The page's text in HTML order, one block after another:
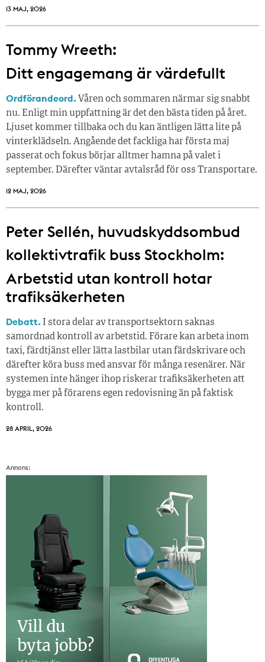
13 MAJ, 2026
Tommy Wreeth:
Ditt engagemang är värdefullt
Ordförandeord. Våren och sommaren närmar sig snabbt
nu. Enligt min uppfattning är det den bästa tiden på året.
Ljuset kommer tillbaka och du kan äntligen lätta lite på
vinterklädseln. Angående det fackliga har första maj
passerat och fokus börjar alltmer hamna på valet i
september. Därefter väntar avtalsråd för oss Transportare.
12 MAJ, 2026
Peter Sellén, huvudskyddsombud
kollektivtrafik buss Stockholm:
Arbetstid utan kontroll hotar
trafiksäkerheten
Debatt. I stora delar av transportsektorn saknas
samordnad kontroll av arbetstid. Förare kan arbeta inom
taxi, färdtjänst eller lätta lastbilar utan färdskrivare och
därefter köra buss med ansvar för många resenärer. När
systemen inte hänger ihop riskerar trafiksäkerheten att
bygga mer på förarens egen redovisning än på faktisk
kontroll.
28 APRIL, 2026
Annons: